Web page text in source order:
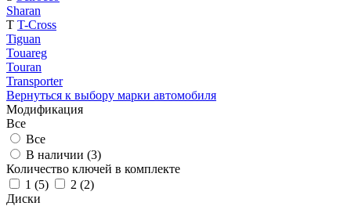
Sharan
T T-Cross
Tiguan
Touareg
Touran
Transporter
Вернуться к выбору марки автомобиля
Модификация
Все
Все
В наличии (3)
Количество ключей в комплекте
1 (5) 2 (2)
Диски